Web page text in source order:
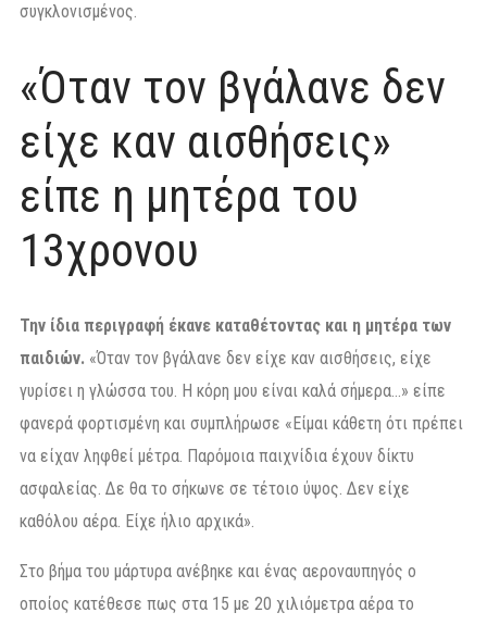
συγκλονισμένος.
«Όταν τον βγάλανε δεν
είχε καν αισθήσεις»
είπε η μητέρα του
13χρονου
Την ίδια περιγραφή έκανε καταθέτοντας και η μητέρα των
παιδιών. «Όταν τον βγάλανε δεν είχε καν αισθήσεις, είχε
γυρίσει η γλώσσα του. Η κόρη μου είναι καλά σήμερα…» είπε
φανερά φορτισμένη και συμπλήρωσε «Είμαι κάθετη ότι πρέπει
να είχαν ληφθεί μέτρα. Παρόμοια παιχνίδια έχουν δίκτυ
ασφαλείας. Δε θα το σήκωνε σε τέτοιο ύψος. Δεν είχε
καθόλου αέρα. Είχε ήλιο αρχικά».
Στο βήμα του μάρτυρα ανέβηκε και ένας αεροναυπηγός ο
οποίος κατέθεσε πως στα 15 με 20 χιλιόμετρα αέρα το